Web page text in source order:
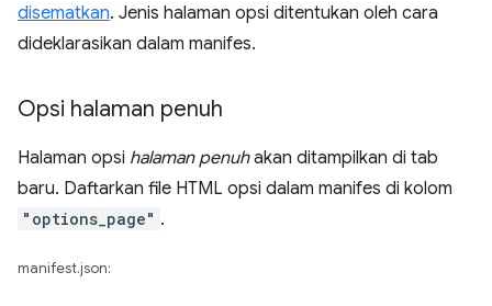
disematkan. Jenis halaman opsi ditentukan oleh cara
dideklarasikan dalam manifes.
Opsi halaman penuh
Halaman opsi halaman penuhakan ditampilkan di tab
baru. Daftarkan file HTML opsi dalam manifes di kolom
"options_page" .
manifest.json: